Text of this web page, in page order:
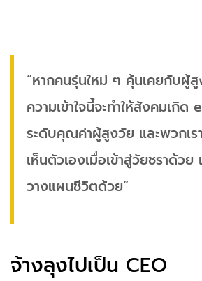
“หากคนรุ่นใหม่ ๆ คุ้นเคยกับผู้สู
ความเข้าใจนี้จะทำให้สังคมเกิ
ระดับคุณค่าผู้สูงวัย และพวกเร
เห็นตัวเองเมื่อเข้าสู่วัยชราด้วย
วางแผนชีวิตด้วย”
จ้างลุงไปเป็น CEO